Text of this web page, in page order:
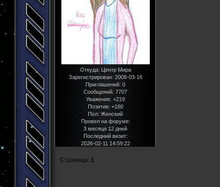
Откуда:Центр Мира
Зарегистрирован: 2008-03-16
Приглашений: 0
Сообщений: 7707
Уважение: +219
Позитив: +160
Пол:Женский
Провел на форуме:
3 месяца 12 дней
Последний визит:
2026-02-11 14:59:22
Страница: 1